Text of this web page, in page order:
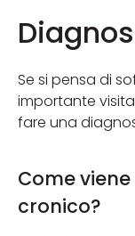
Se si pensa di
importante
fare una
Come
cronico?